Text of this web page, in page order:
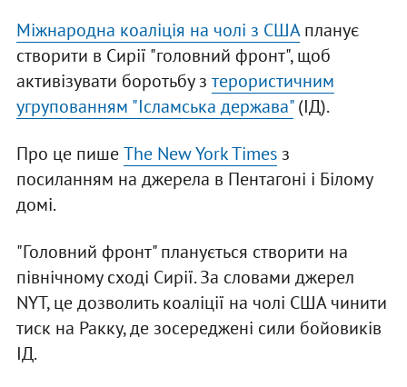
Міжнародна коаліція на чолі з СШАпланує
створити в Сирії "головний фронт", щоб
активізувати боротьбу з терористичним
угрупованням "Ісламська держава"(ІД).
Про це пишеThe New York Timesз
посиланням на джерела в Пентагоні і Білому
домі.
"Головний фронт" планується створити на
північному сході Сирії. За словами джерел
NYT, це дозволить коаліції на чолі США чинити
тиск на Ракку, де зосереджені сили бойовиків
ІД.